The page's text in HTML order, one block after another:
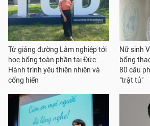
Từ giảng đường Lâm nghiệp tới
học bổng toàn phần tại Đức:
Hành trình yêu thiên nhiên và
cống hiến
Nữ sinh
bổng
80 câu
"trật tủ"